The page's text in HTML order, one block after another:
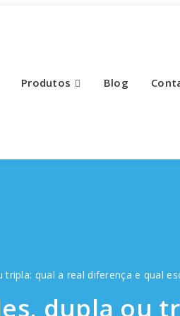
Produtos Blog
qual a real diferença e qual
dupla ou